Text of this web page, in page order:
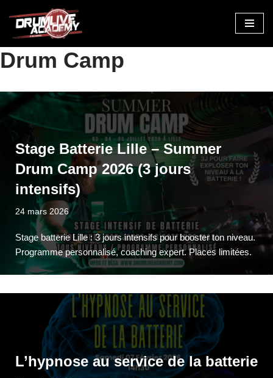
au
contenu
Drum Camp
Stage Batterie Lille – Summer
Drum Camp 2026 (3 jours
intensifs)
24 mars 2026
Stage batterie Lille : 3 jours intensifs pour booster ton niveau.
Programme personnalisé, coaching expert. Places limitées.
L’hypnose au service de la batterie